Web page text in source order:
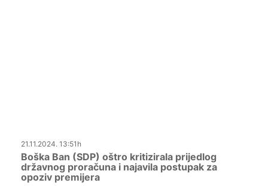
21.11.2024. 13:51h
Boška Ban (SDP) oštro kritizirala prijedlog
državnog proračuna i najavila postupak za
opoziv premijera